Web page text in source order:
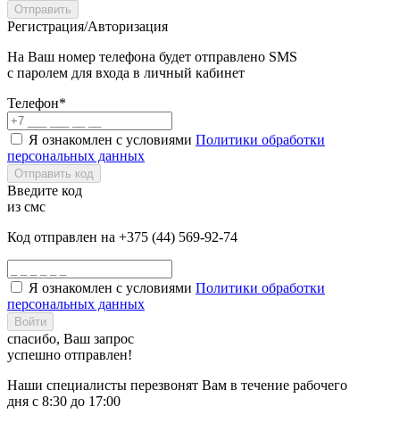
Отправить
Регистрация/Авторизация
На Ваш номер телефона будет отправлено SMS
с паролем для входа в личный кабинет
Телефон*
Я ознакомлен с условиями Политики обработки
персональных данных
Отправить код
Введите код
из смс
Код отправлен на +375 (44) 569-92-74
Я ознакомлен с условиями Политики обработки
персональных данных
Войти
спасибо, Ваш запрос
успешно отправлен!
Наши специалисты перезвонят Вам в течение рабочего
дня с 8:30 до 17:00